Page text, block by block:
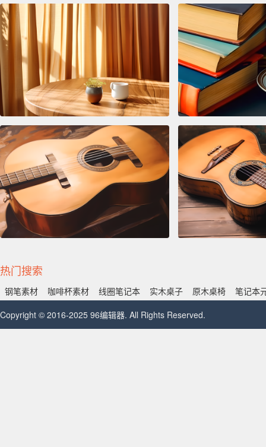
热门搜索
钢笔素材 咖啡杯素材 线圈笔记本 实木桌子 原木桌椅
笔记本
Copyright © 2016-2025 96编辑器. All Rights Reserved.